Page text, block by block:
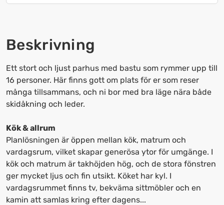
välja
Tryck
på
frågetecknet
för
att
få
kortkommandon
för
att
ändra
datum
välja
frågetecknet
för
att
för
att
ändra
datum.
Beskrivning
Ett stort och ljust parhus med bastu som rymmer upp till
16 personer. Här finns gott om plats för er som reser
många tillsammans, och ni bor med bra läge nära både
skidåkning och leder.
Kök & allrum
Planlösningen är öppen mellan kök, matrum och
vardagsrum, vilket skapar generösa ytor för umgänge. I
kök och matrum är takhöjden hög, och de stora fönstren
ger mycket ljus och fin utsikt. Köket har kyl. I
vardagsrummet finns tv, bekväma sittmöbler och en
kamin att samlas kring efter dagens...